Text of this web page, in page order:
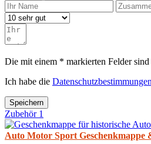
Die mit einem * markierten Felder
Ich habe die Datenschutzbestimmungen
Speichern
Zubehör 1
Auto Motor Sport Geschenkmappe